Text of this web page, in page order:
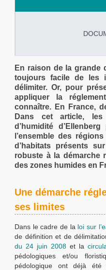
En raison de la grande
toujours facile de les
délimiter. Or, pour
appliquer la
connaître. En France,
Dans cet article, les
d’humidité
l’ensemble des
d’habitats présents
robuste à la démarche
des zones humides en
Une démarche
ses limites
Dans le cadre de la loi sur
de définition et de
du 24 juin 2008et la
pédologiques et/ou
pédologique ont déjà été